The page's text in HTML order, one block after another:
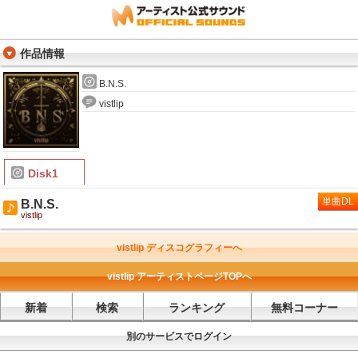
作品情報
B.N.S.
vistlip
Disk1
B.N.S.
vistlip
単曲DL
vistlip ディスコグラフィーへ
vistlip アーティストページTOPへ
新着 検索 ランキング 無料コーナー
別のサービスでログイン